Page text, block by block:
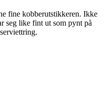
fine kobberutstikkeren. Ikke
seg like fint ut som pynt på